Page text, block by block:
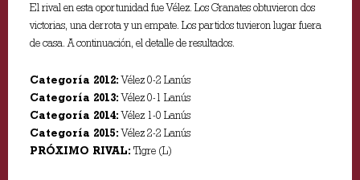
El rival en esta oportunidad fue Vélez. Los Granates obtuvieron dos
victorias, una derrota y un empate. Los partidos tuvieron lugar fuera
de casa. A continuación, el detalle de resultados.
Categoría 2012:Vélez 0-2 Lanús
Categoría 2013:Vélez 0-1 Lanús
Categoría 2014:Vélez 1-0 Lanús
Categoría 2015:Vélez 2-2 Lanús
PRÓXIMO RIVAL: Tigre (L)